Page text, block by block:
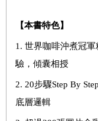
【本書特色】
1. 世界咖啡沖煮冠
驗，傾囊相授
2. 20步驟Step By
底層邏輯